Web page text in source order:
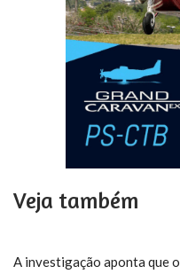
Veja também
A investigação aponta que o